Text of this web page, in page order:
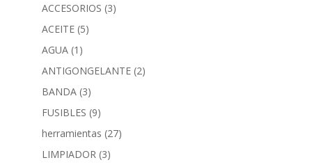
ACCESORIOS (3)
ACEITE (5)
AGUA (1)
ANTIGONGELANTE (2)
BANDA (3)
FUSIBLES (9)
herramientas (27)
LIMPIADOR (3)